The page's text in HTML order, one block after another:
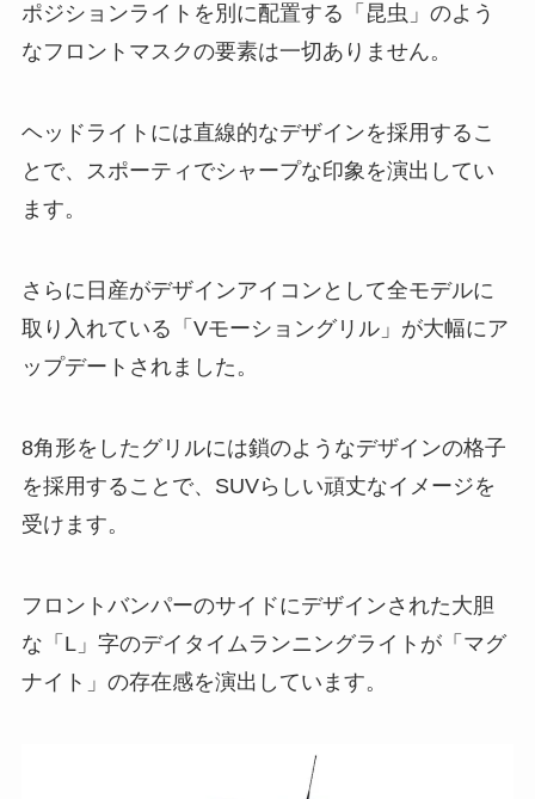
ポジションライトを別に配置する「昆虫」のよう
なフロントマスクの要素は一切ありません。
ヘッドライトには直線的なデザインを採用するこ
とで、スポーティでシャープな印象を演出してい
ます。
さらに日産がデザインアイコンとして全モデルに
取り入れている「Vモーショングリル」が大幅にア
ップデートされました。
8角形をしたグリルには鎖のようなデザインの格子
を採用することで、SUVらしい頑丈なイメージを
受けます。
フロントバンパーのサイドにデザインされた大胆
な「L」字のデイタイムランニングライトが「マグ
ナイト」の存在感を演出しています。